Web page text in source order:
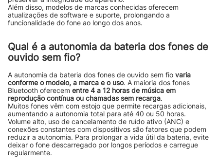
Além disso, modelos de marcas conhecidas oferecem
atualizações de software e suporte, prolongando a
funcionalidade do fone ao longo dos anos.
Qual é a autonomia da bateria dos fones de
ouvido sem fio?
A autonomia da bateria dos fones de ouvido sem fio varia
conforme o modelo, a marca e o uso. A maioria dos fones
Bluetooth oferecem entre 4 a 12 horas de música em
reprodução contínua ou chamadas sem recarga.
Muitos fones vêm com estojo que permite recargas adicionais,
aumentando a autonomia total para até 40 ou 50 horas.
Volume alto, uso de cancelamento de ruído ativo (ANC) e
conexões constantes com dispositivos são fatores que podem
reduzir a autonomia. Para prolongar a vida útil da bateria, evite
deixar o fone descarregado por longos períodos e carregue
regularmente.